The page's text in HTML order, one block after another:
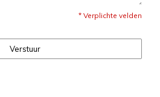
* Verplichte velden
Verstuur